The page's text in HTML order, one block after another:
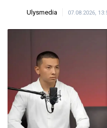
Ulysmedia 07.08.2026,